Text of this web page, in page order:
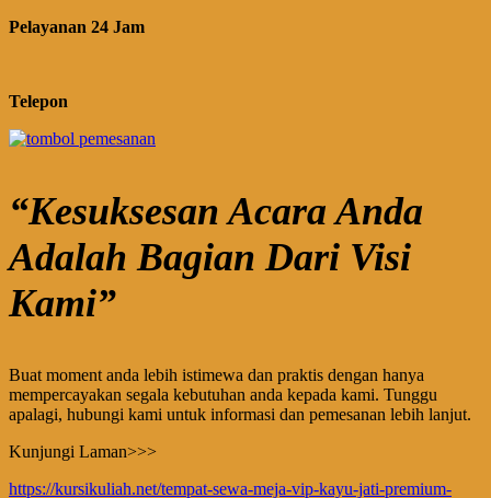
Pelayanan 24 Jam
Telepon
“Kesuksesan Acara Anda
Adalah Bagian Dari Visi
Kami”
Buat moment anda lebih istimewa dan praktis dengan hanya
mempercayakan segala kebutuhan anda kepada kami. Tunggu
apalagi, hubungi kami untuk informasi dan pemesanan lebih lanjut.
Kunjungi Laman>>>
https://kursikuliah.net/tempat-sewa-meja-vip-kayu-jati-premium-